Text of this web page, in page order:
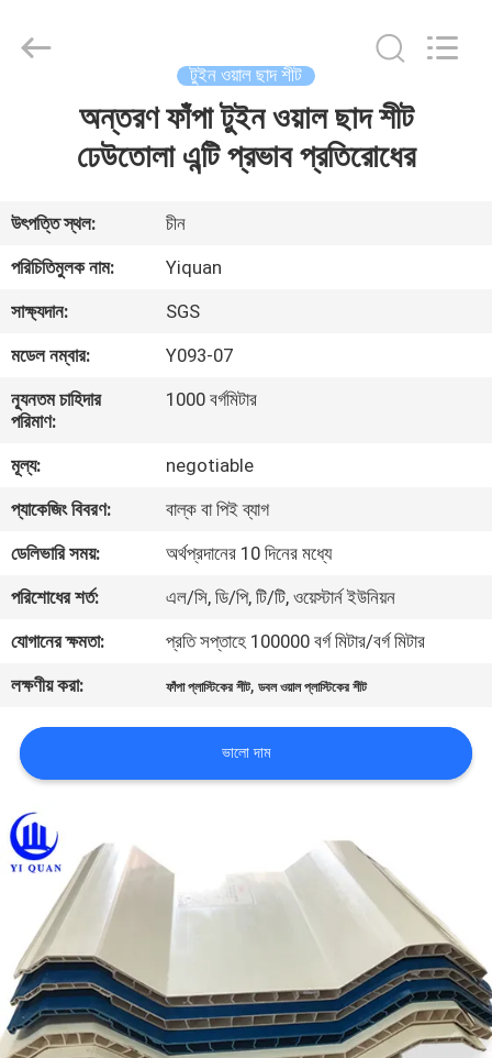
আমাদের
সম্পর্কে
কারখানা
ভ্রমণ
মান
নিয়ন্ত্রণ
যোগাযোগ
করুন
BLOG
উদ্ধৃতির
জন্য
আবেদন
সাইট
ম্যাপ
Building
Material
টুইন ওয়াল ছাদ শীট
অন্তরণ ফাঁপা টুইন ওয়াল ছাদ শীট
ঢেউতোলা এন্টি প্রভাব প্রতিরোধের
উৎপত্তি স্থল:
চীন
পরিচিতিমুলক নাম:
Yiquan
সাক্ষ্যদান:
SGS
মডেল নম্বার:
Y093-07
ন্যূনতম চাহিদার
পরিমাণ:
1000 বর্গমিটার
মূল্য:
negotiable
প্যাকেজিং বিবরণ:
বাল্ক বা পিই ব্যাগ
ডেলিভারি সময়:
অর্থপ্রদানের 10 দিনের মধ্যে
পরিশোধের শর্ত:
এল/সি, ডি/পি, টি/টি, ওয়েস্টার্ন ইউনিয়ন
যোগানের ক্ষমতা:
প্রতি সপ্তাহে 100000 বর্গ মিটার/বর্গ মিটার
লক্ষণীয় করা:
ফাঁপা প্লাস্টিকের শীট,ডবল ওয়াল প্লাস্টিকের শীট
ভালো দাম